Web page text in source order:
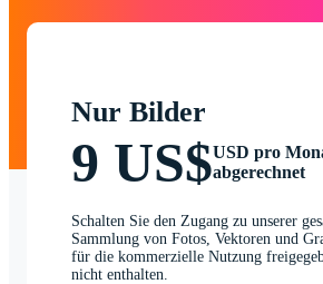
Nur Bilder
9 US$USD pro
abgerechnet
Schalten Sie den Zugang zu unserer
Sammlung von Fotos, Vektoren und
für die kommerzielle Nutzung
nicht enthalten.